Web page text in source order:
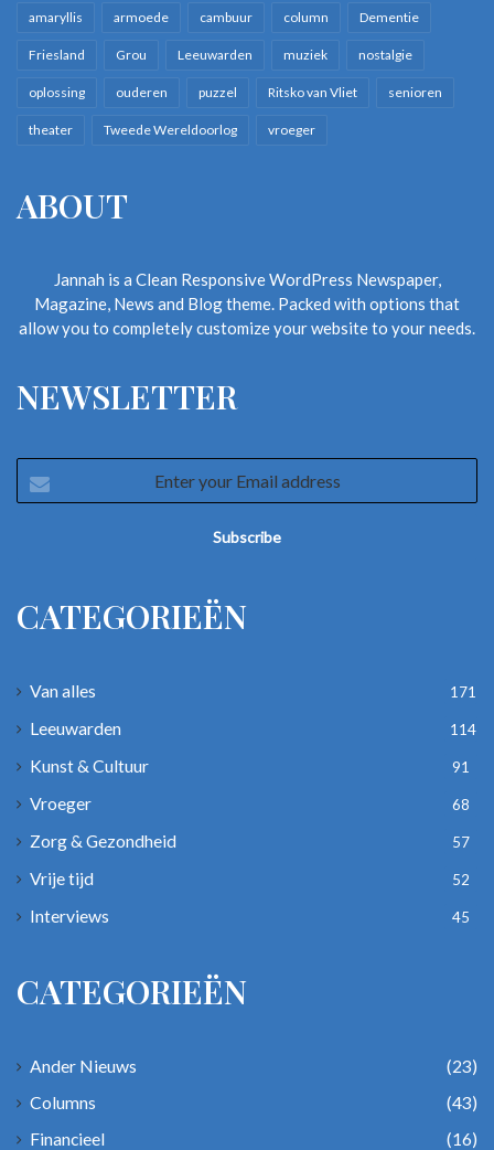
amaryllis armoede cambuur column Dementie
Friesland Grou Leeuwarden muziek nostalgie
oplossing ouderen puzzel Ritsko van Vliet senioren
theater Tweede Wereldoorlog vroeger
ABOUT
Jannah is a Clean Responsive WordPress Newspaper,
Magazine, News and Blog theme. Packed with options that
allow you to completely customize your website to your needs.
NEWSLETTER
your
CATEGORIEËN
Van alles 171
Leeuwarden 114
Kunst & Cultuur 91
Vroeger 68
Zorg & Gezondheid 57
Vrije tijd 52
Interviews 45
CATEGORIEËN
Ander Nieuws
(23)
Columns
(43)
Financieel
(16)